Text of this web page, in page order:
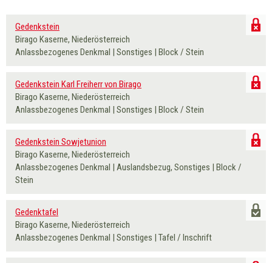
Gedenkstein
Birago Kaserne, Niederösterreich
Anlassbezogenes Denkmal | Sonstiges | Block / Stein
Gedenkstein Karl Freiherr von Birago
Birago Kaserne, Niederösterreich
Anlassbezogenes Denkmal | Sonstiges | Block / Stein
Gedenkstein Sowjetunion
Birago Kaserne, Niederösterreich
Anlassbezogenes Denkmal | Auslandsbezug, Sonstiges | Block /
Stein
Gedenktafel
Birago Kaserne, Niederösterreich
Anlassbezogenes Denkmal | Sonstiges | Tafel / Inschrift